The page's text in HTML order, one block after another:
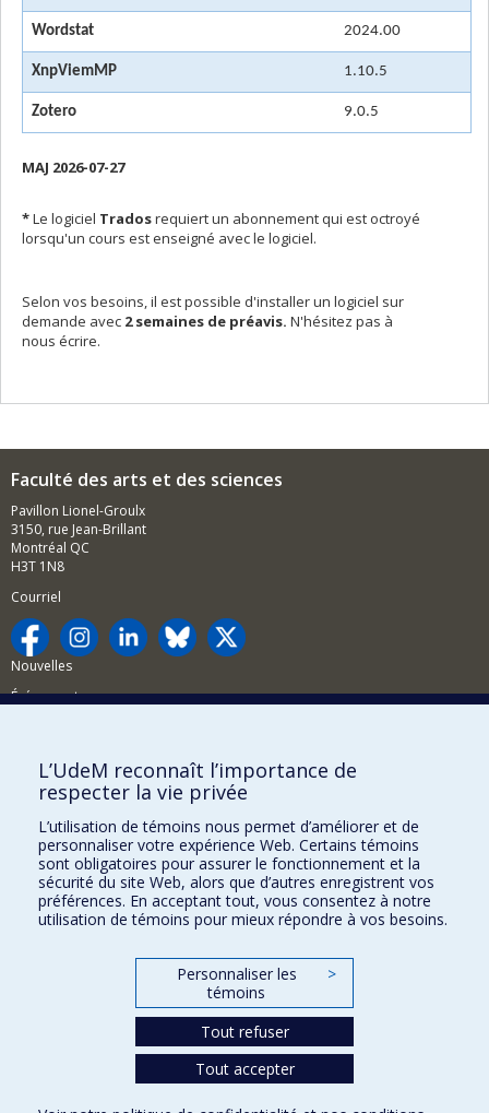
Wordstat 2024.00
XnpViemMP 1.10.5
Zotero 9.0.5
MAJ 2026-07-27
*Le logiciel Tradosrequiert un abonnement qui est octroyé
lorsqu'un cours est enseigné avec le logiciel.
Selon vos besoins, il est possible d'installer un logiciel sur
demande avec 2 semaines de préavis. N'hésitez pas à
nous écrire.
Faculté des arts et des sciences
Pavillon Lionel-Groulx
3150, rue Jean-Brillant
Montréal QC
H3T 1N8
Courriel
Nouvelles
Événements
BESOIN D'AIDE?
Plan du site
Signaler une erreur
Accessibilité
FACULTÉ DES ARTS ET DES SCIENCES
Nos programmes et cours
Conditions d’utilisation
L’UdeM reconnaît l’importance de
respecter la vie privée
L’utilisation de témoins nous permet d’améliorer et de
personnaliser votre expérience Web. Certains témoins
sont obligatoires pour assurer le fonctionnement et la
sécurité du site Web, alors que d’autres enregistrent vos
préférences. En acceptant tout, vous consentez à notre
utilisation de témoins pour mieux répondre à vos besoins.
Personnaliser les
témoins
>
Tout refuser
Tout accepter